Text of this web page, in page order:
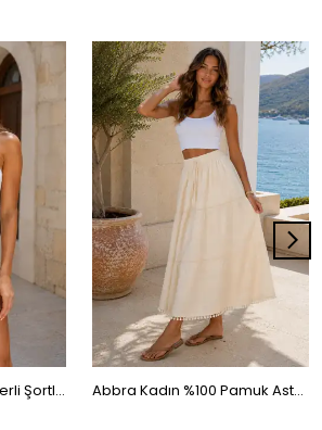
Abbra Kadın Çift Kemerli Şortlu Etek Abbra Kadın %100 Pamuk Astarlı Beli Bağcıklı Lastikli Taneli Etek